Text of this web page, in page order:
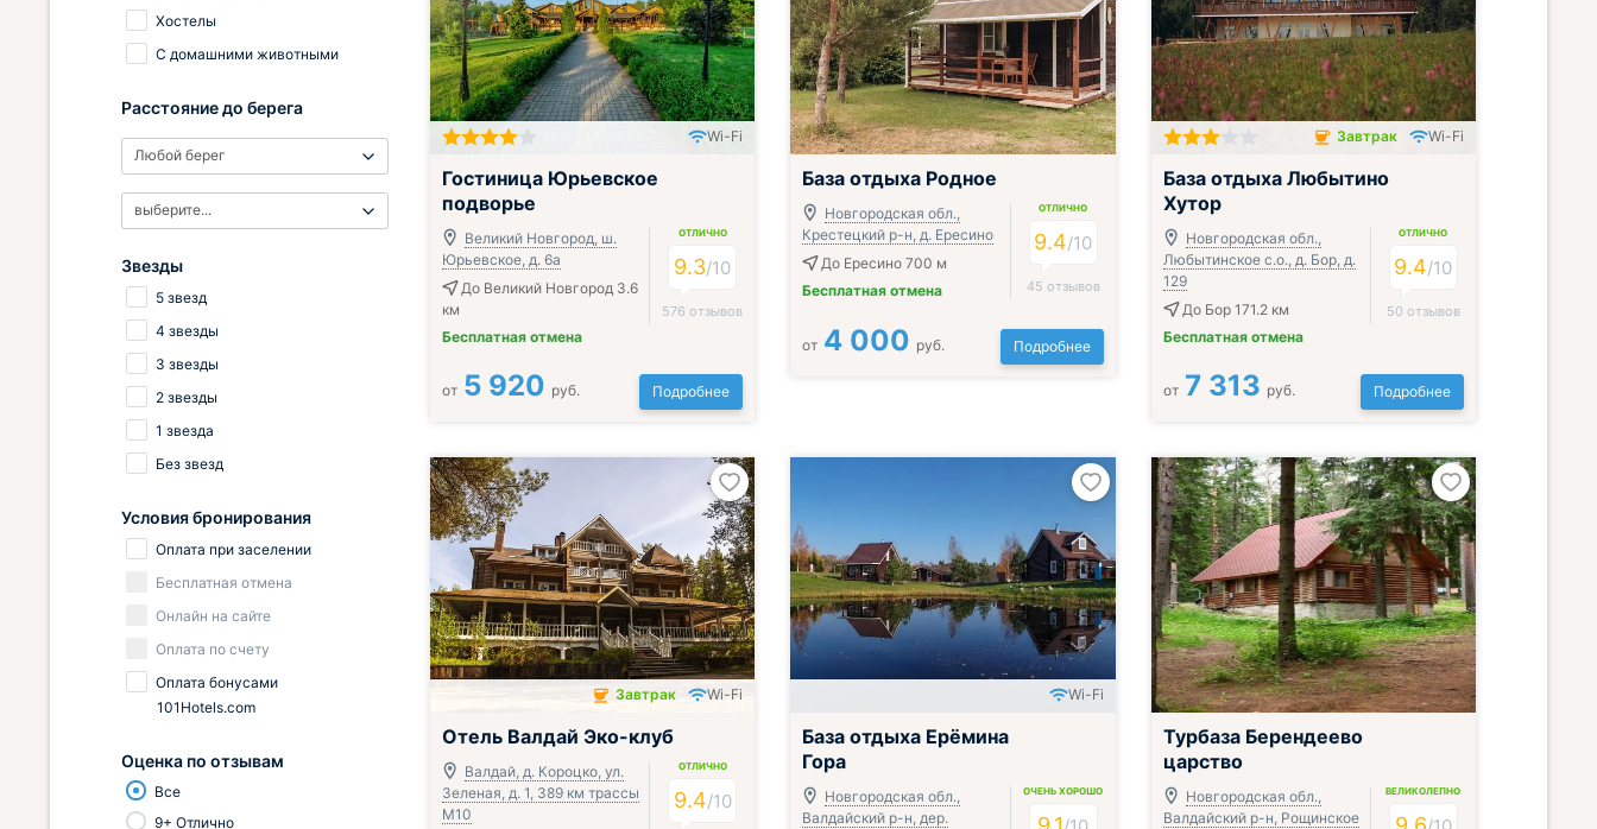
Wi-Fi
Гостиница Юрьевское
подворье
Великий Новгород, ш.
Юрьевское, д. 6а
До Великий Новгород 3.6
км
Бесплатная отмена
ОТЛИЧНО
9.3/10
576 отзывов
от 5 920 руб. Подробнее
База отдыха Родное
Новгородская обл.,
Крестецкий р-н, д. Ересино
До Ересино 700 м
Бесплатная отмена
ОТЛИЧНО
9.4/10
45 отзывов
от 4 000 руб. Подробнее
Завтрак включён
Завтрак Wi-Fi
База отдыха Любытино
Хутор
Новгородская обл.,
Любытинское с.о., д. Бор, д.
129
До Бор 171.2 км
Бесплатная отмена
ОТЛИЧНО
9.4/10
50 отзывов
от 7 313 руб. Подробнее
Завтрак включён
Завтрак Wi-Fi
Отель Валдай Эко-клуб
Валдай, д. Короцко, ул.
Зеленая, д. 1, 389 км трассы
М10
ОТЛИЧНО
9.4/10
Wi-Fi
База отдыха Ерёмина
Гора
Новгородская обл.,
Валдайский р-н, дер.
ОЧЕНЬ ХОРОШО
Турбаза Берендеево
царство
Новгородская обл.,
Валдайский р-н, Рощинское
ВЕЛИКОЛЕПНО
Хостелы
С домашними животными
Расстояние до берега
Любой берег
выберите...
Звезды
5 звезд
4 звезды
3 звезды
2 звезды
1 звезда
Без звезд
Условия бронирования
Оплата при заселении
Бесплатная отмена
Онлайн на сайте
Оплата по счету
Оплата бонусами
101Hotels.com
Оценка по отзывам
Все
9+ Отлично